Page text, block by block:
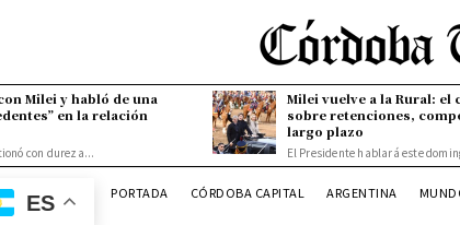
Milei y habló de una
en la relación
con dureza...
Milei vuelve a la Rural: el
sobre retenciones,
largo plazo
El Presidente hablará este
ES PORTADA CÓRDOBA CAPITAL ARGENTINA